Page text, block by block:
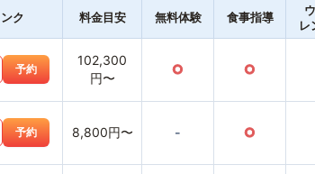
ンク 料金目安 無料体験 食事指導
レ
予約
102,300
円〜
○ ○
予約 8,800円〜 - ○